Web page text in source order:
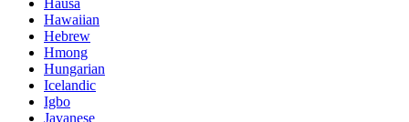
Hausa
Hawaiian
Hebrew
Hmong
Hungarian
Icelandic
Igbo
Javanese